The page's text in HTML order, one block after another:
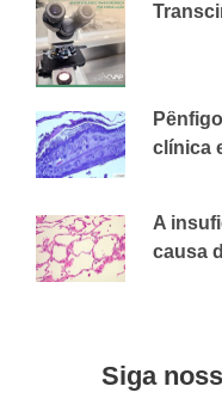
clínica
A
causa
Siga